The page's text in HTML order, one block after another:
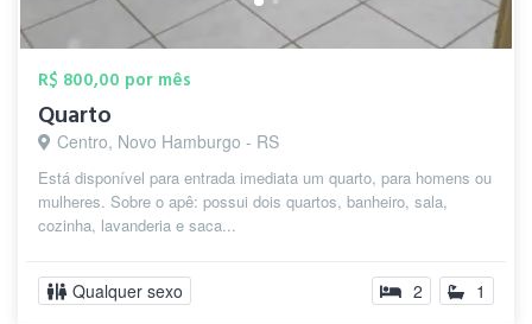
R$ 800,00 por mês
Quarto
Centro, Novo Hamburgo - RS
Está disponível para entrada imediata um quarto, para homens ou
mulheres. Sobre o apê: possui dois quartos, banheiro, sala,
cozinha, lavanderia e saca...
Qualquer sexo 2 1